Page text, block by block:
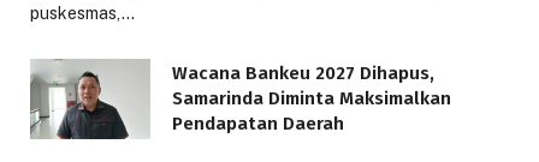
puskesmas,…
Wacana Bankeu 2027 Dihapus,
Samarinda Diminta Maksimalkan
Pendapatan Daerah